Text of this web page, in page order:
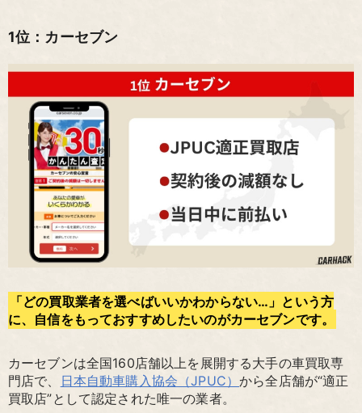
1位：カーセブン
「どの買取業者を選べばいいかわからない…」という方
に、自信をもっておすすめしたいのがカーセブンです。
カーセブンは全国160店舗以上を展開する大手の車買取専
門店で、
日本自動車購入協会（JPUC）から全店舗が“適正
買取店”として認定された唯一の業者。